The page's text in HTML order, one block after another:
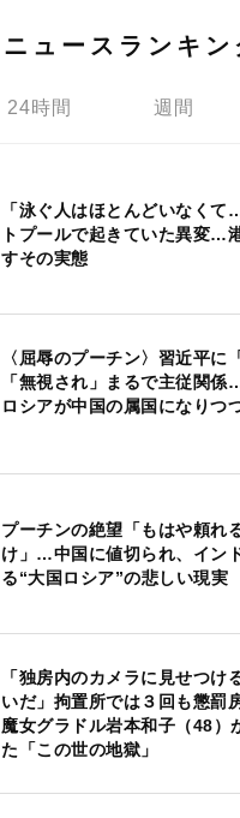
ニュースランキン
24時間 週間
「泳ぐ人はほとんどいなく
トプールで起きていた異変…
すその実態
〈屈辱のプーチン〉習近平に
「無視され」まるで主従関
ロシアが中国の属国になりつ
プーチンの絶望「もはや頼れ
け」…中国に値切られ、イン
る“大国ロシア”の悲しい現実
「独房内のカメラに見せつけ
いだ」拘置所では３回も懲罰
魔女グラドル岩本和子（48）
た「この世の地獄」